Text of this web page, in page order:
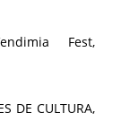
Fest,
DE CULTURA,